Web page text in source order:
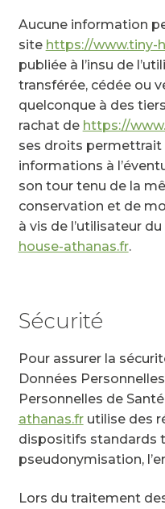
Aucune information
site https://www.tiny-
publiée à l’insu de
transférée, cédée ou
quelconque à des
rachat de https://
ses droits permettrait
informations à
son tour tenu de la
conservation et de
à vis de l’utilisateur
house-athanas.fr.
Sécurité
Pour assurer la
Données
Personnelles de
athanas.frutilise des
dispositifs standards
pseudonymisation,
Lors du traitement